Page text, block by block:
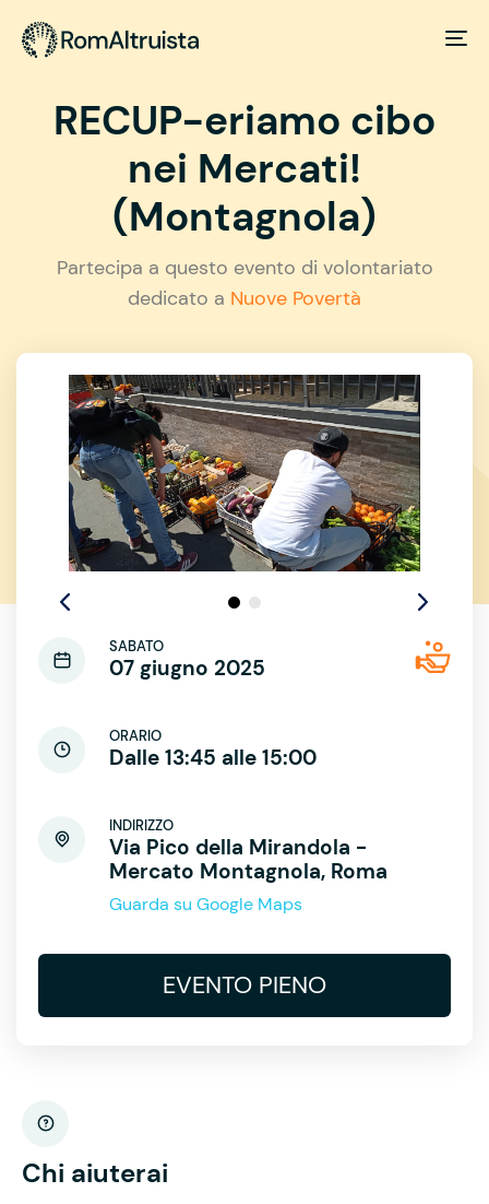
RECUP-eriamo cibo
nei Mercati!
(Montagnola)
Partecipa a questo evento di volontariato
dedicato a Nuove Povertà
SABATO
07 giugno 2025
ORARIO
Dalle 13:45 alle 15:00
INDIRIZZO
Via Pico della Mirandola -
Mercato Montagnola, Roma
Guarda su Google Maps
EVENTO PIENO
Chi aiuterai